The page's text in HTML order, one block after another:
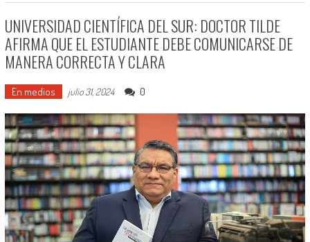
UNIVERSIDAD CIENTÍFICA DEL SUR: DOCTOR TILDE
AFIRMA QUE EL ESTUDIANTE DEBE COMUNICARSE DE
MANERA CORRECTA Y CLARA
En medios julio 31, 2024 0